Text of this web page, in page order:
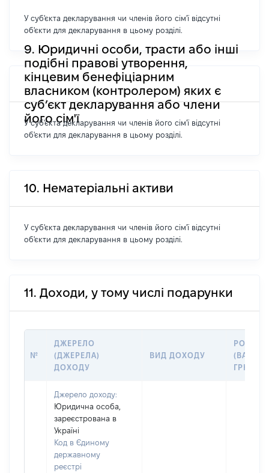
У суб'єкта декларування чи членів його сім'ї відсутні
об'єкти для декларування в цьому розділі.
9. Юридичні особи, трасти або інші
подібні правові утворення,
кінцевим бенефіціарним
власником (контролером) яких є
суб’єкт декларування або члени
його сім'ї
У суб'єкта декларування чи членів його сім'ї відсутні
об'єкти для декларування в цьому розділі.
10. Нематеріальні активи
У суб'єкта декларування чи членів його сім'ї відсутні
об'єкти для декларування в цьому розділі.
11. Доходи, у тому числі подарунки
№
ДЖЕРЕЛО
(ДЖЕРЕЛА)
ДОХОДУ
ВИД ДОХОДУ
РОЗМІР
ГРН
Джерело доходу:
Юридична особа,
зареєстрована в
Україні
Код в Єдиному
державному
реєстрі